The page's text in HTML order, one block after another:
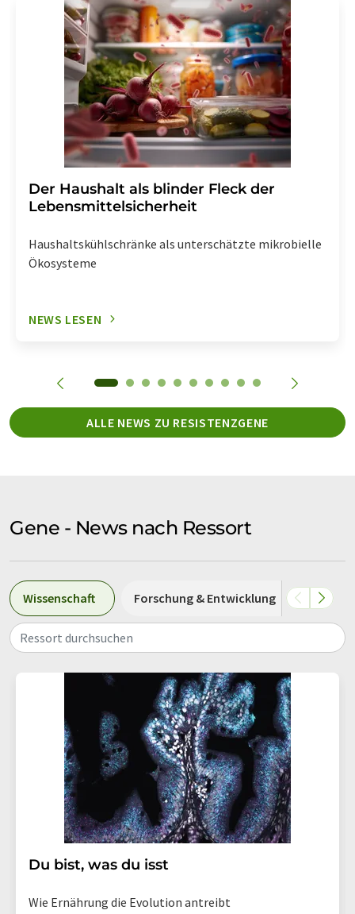
Der Haushalt als blinder Fleck der
Lebensmittelsicherheit
Haushaltskühlschränke als unterschätzte mikrobielle
Ökosysteme
NEWS LESEN
ALLE NEWS ZU RESISTENZGENE
Gene - News nach Ressort
Wissenschaft Forschung & Entwicklung
Ressort durchsuchen
Du bist, was du isst
Wie Ernährung die Evolution antreibt